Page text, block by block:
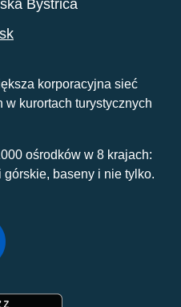
Bystrica
korporacyjna sieć
kurortach turystycznych
ośrodków w 8 krajach:
baseny i nie tylko.